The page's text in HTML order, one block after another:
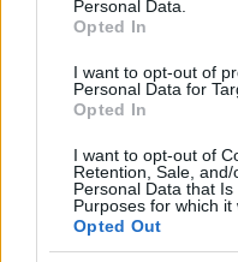
Personal Data.
Opted In
I want to opt-out of
Personal Data for
Opted In
I want to opt-out of
Retention, Sale,
Personal Data that
Purposes for which it
Opted Out
Un hombre